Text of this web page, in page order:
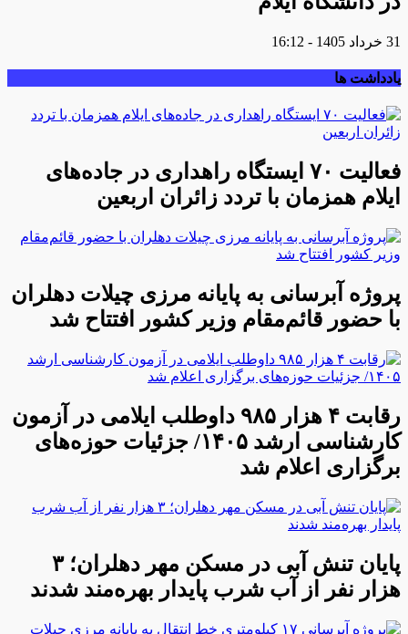
31 خرداد 1405 - 16:12
یادداشت ها
فعالیت ۷۰ ایستگاه راهداری در جاده‌های
ایلام همزمان با تردد زائران اربعین
پروژه آبرسانی به پایانه مرزی چیلات دهلران
با حضور قائم‌مقام وزیر کشور افتتاح شد
رقابت ۴ هزار ۹۸۵ داوطلب ایلامی در آزمون
کارشناسی ارشد ۱۴۰۵/ جزئیات حوزه‌های
برگزاری اعلام شد
پایان تنش آبی در مسکن مهر دهلران؛ ۳
هزار نفر از آب شرب پایدار بهره‌مند شدند